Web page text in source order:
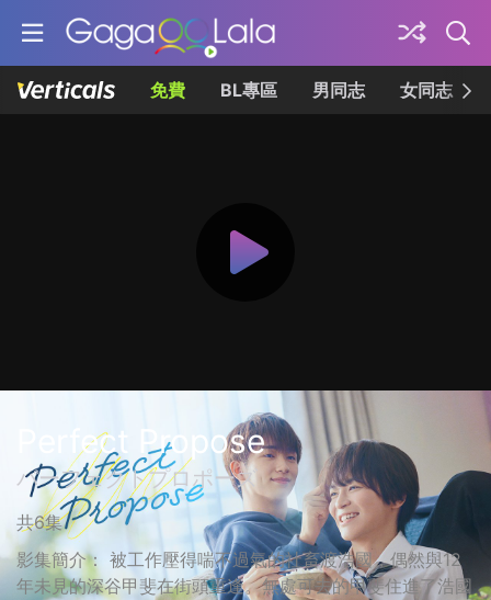
免費 BL專區 男同志 女同志
Perfect Propose
パーフェクトプロポーズ
共6集
影集簡介： 被工作壓得喘不過氣的社畜渡浩國，偶然與12
年未見的深谷甲斐在街頭重逢。無處可去的甲斐住進了浩國